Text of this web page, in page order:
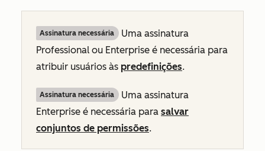
Assinatura necessária
Uma assinatura
Professional ou Enterprise é necessária para
atribuir usuários às predefinições.
Assinatura necessária
Uma assinatura
Enterprise é necessária para salvar
conjuntos de permissões.